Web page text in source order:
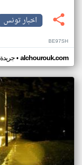
اخبار تونس
BE97SH
• alchourouk.com